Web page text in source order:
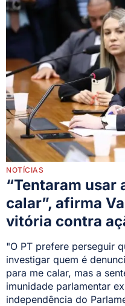
NOTÍCIAS
“Tentaram usar
calar”, afirma
vitória contra
"O PT prefere perseguir
investigar quem é
para me calar, mas a
imunidade parlamentar
independência do